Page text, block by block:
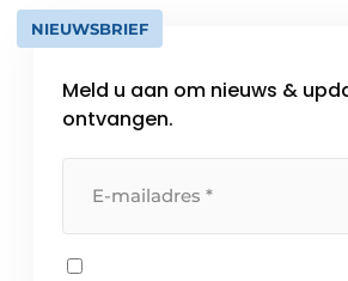
NIEUWSBRIEF
Meld u aan om nieuws &
ontvangen.